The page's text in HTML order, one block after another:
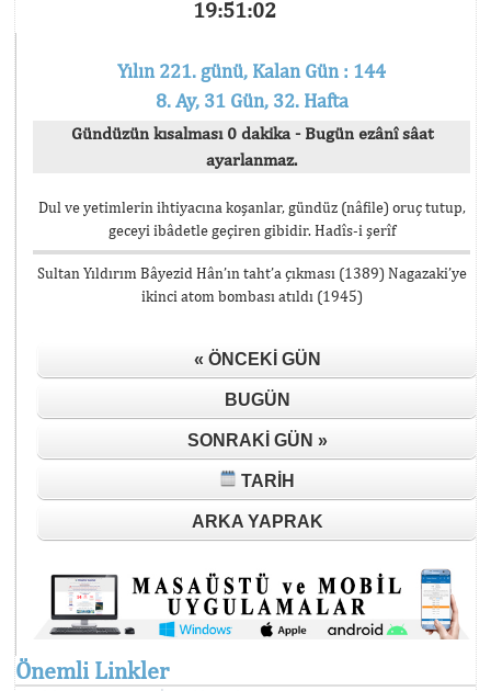
19:51:02
Yılın 221. günü, Kalan Gün : 144
8. Ay, 31 Gün, 32. Hafta
Gündüzün kısalması 0 dakika - Bugün ezânî sâat
ayarlanmaz.
Dul ve yetimlerin ihtiyacına koşanlar, gündüz (nâfile) oruç tutup,
geceyi ibâdetle geçiren gibidir. Hadîs-i şerîf
Sultan Yıldırım Bâyezid Hân’ın taht’a çıkması (1389) Nagazaki’ye
ikinci atom bombası atıldı (1945)
« ÖNCEKI GÜN
BUGÜN
SONRAKI GÜN »
TARIH
ARKA YAPRAK
Önemli Linkler